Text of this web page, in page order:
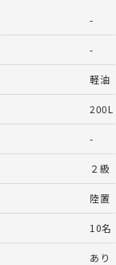
-
-
軽油
200L
-
２級
陸置
10名
あり